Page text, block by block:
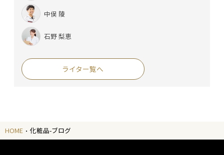
中俣 陵
石野 梨恵
ライター覧へ
HOME 化粧品-ブログ